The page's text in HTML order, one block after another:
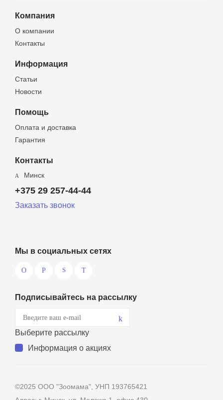
Компания
О компании
Контакты
Информация
Статьи
Новости
Помощь
Оплата и доставка
Гарантия
Контакты
Минск
+375 29 257-44-44
Заказать звонок
Мы в социальных сетях
Подписывайтесь на рассылку
Выберите рассылку
Информация о акциях
©2025 ООО "Зоомама", УНП 193765421